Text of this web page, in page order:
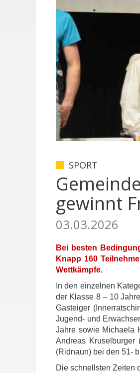
SPORT
gewinnt
03.03.2026
Bei besten
Knapp 160
Wettkämpfe.
In den einzelnen
der Klasse 8 – 10
Gasteiger
Jugend- und
Jahre sowie Michaela
Andreas
(Ridnaun) bei den 51-
Die schnellsten Zeiten